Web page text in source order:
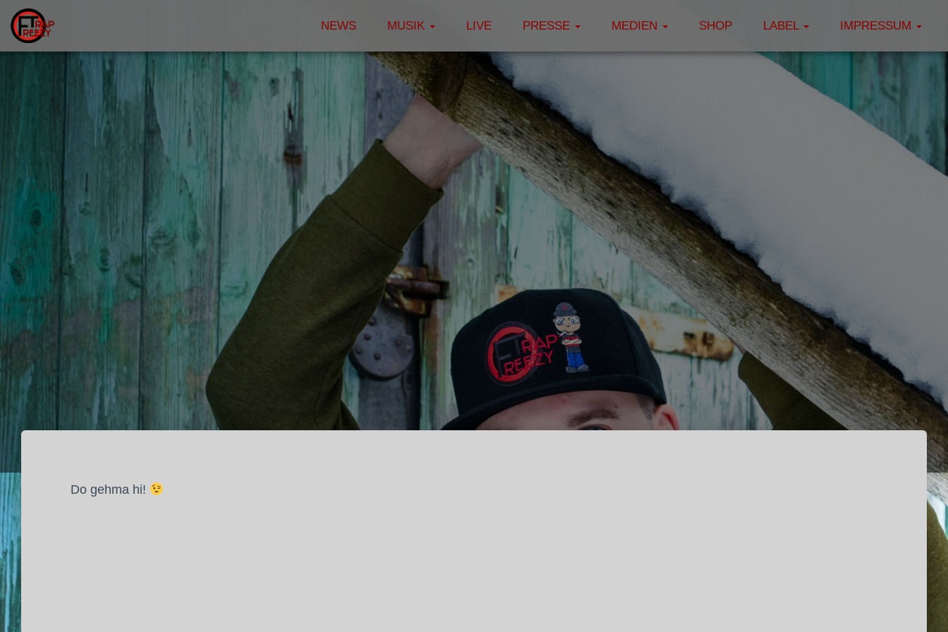
NEWS MUSIK LIVE PRESSE MEDIEN SHOP LABEL IMPRESSUM
Do gehma hi!